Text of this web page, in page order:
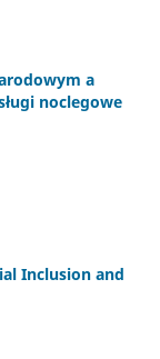
a
noclegowe
Inclusion and